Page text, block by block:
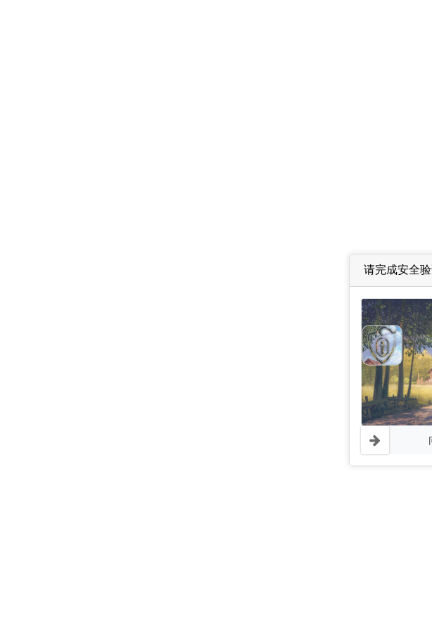
请完成安全